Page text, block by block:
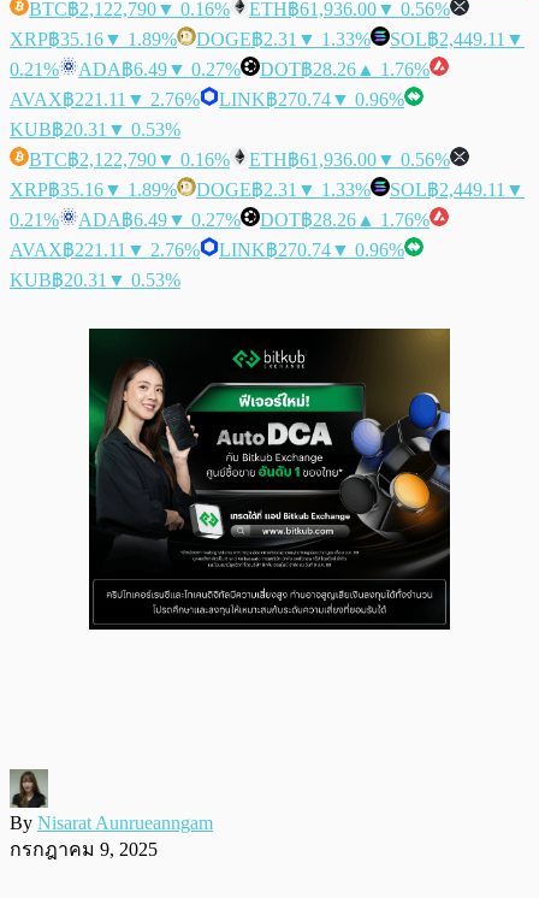
BTC฿2,122,790▼ 0.16% ETH฿61,936.00▼ 0.56%
XRP฿35.16▼ 1.89% DOGE฿2.31 ▼ 1.33% SOL฿2,449.11 ▼
0.21%
ADA฿6.49▼ 0.27% DOT฿28.26 ▲ 1.76%
AVAX฿221.11 ▼ 2.76% LINK฿270.74▼ 0.96%
KUB฿20.31 ▼ 0.53%
BTC฿2,122,790▼ 0.16% ETH฿61,936.00▼ 0.56%
XRP฿35.16▼ 1.89% DOGE฿2.31 ▼ 1.33% SOL฿2,449.11 ▼
0.21%
ADA฿6.49▼ 0.27% DOT฿28.26 ▲ 1.76%
AVAX฿221.11 ▼ 2.76% LINK฿270.74▼ 0.96%
KUB฿20.31 ▼ 0.53%
By Nisarat Aunrueanngam
กรกฎาคม 9, 2025